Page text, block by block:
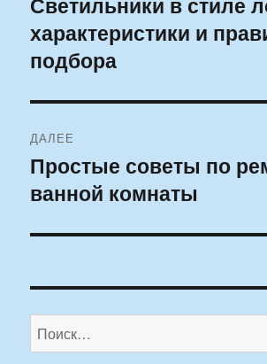
записям
запись:
характеристики и
подбора
ДАЛЕЕ
Следующая
запись:
Простые советы по
ванной комнаты
Искать: